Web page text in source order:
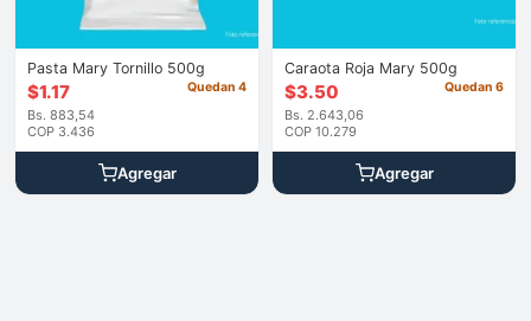
Pasta Mary Tornillo 500g
$1.17
Bs. 883,54
COP 3.436
Quedan 4
Agregar
Caraota Roja Mary 500g
$3.50
Bs. 2.643,06
COP 10.279
Quedan 6
Agregar